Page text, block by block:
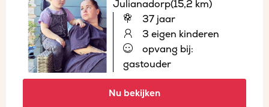
Julianadorp(15,2 km)
37 jaar
3 eigen kinderen
opvang bij:
gastouder
Nu bekijken